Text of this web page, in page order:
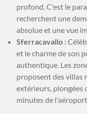
profond. C'est le
recherchent une
absolue et une vue
Sferracavallo :
et le charme de son
authentique. Les
proposent des villas
extérieurs, plongées
minutes de